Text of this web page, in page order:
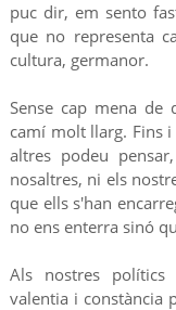
puc dir, em sento
que no representa
cultura, germanor.
Sense cap mena de
camí molt llarg. Fins
altres podeu
nosaltres, ni els
que ells s'han
no ens enterra sinó
Als nostres polítics
valentia i constància